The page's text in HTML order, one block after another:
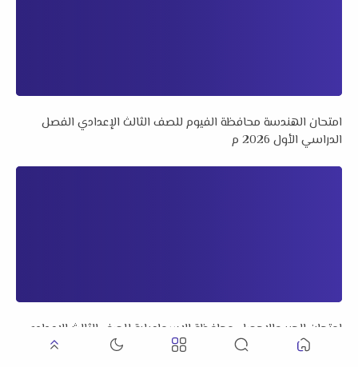
امتحان الهندسة محافظة الفيوم للصف الثالث الإعدادي الفصل
الدراسي الأول 2026 م
امتحان الجبر والإحصاء محافظة الإسماعيلية للصف الثالث الإعدادي
الفصل الدراسي الأول 2026 م